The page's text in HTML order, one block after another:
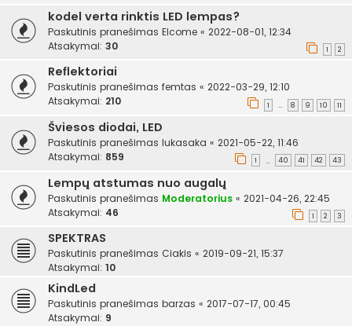
kodel verta rinktis LED lempas?
Paskutinis pranešimas Elcome « 2022-08-01, 12:34
Atsakymai: 30 1 2
Reflektoriai
Paskutinis pranešimas femtas « 2022-03-29, 12:10
Atsakymai: 210 1 … 8 9 10 11
Šviesos diodai, LED
Paskutinis pranešimas lukasaka « 2021-05-22, 11:46
Atsakymai: 859 1 … 40 41 42 43
Lempų atstumas nuo augalų
Paskutinis pranešimas Moderatorius « 2021-04-26, 22:45
Atsakymai: 46 1 2 3
SPEKTRAS
Paskutinis pranešimas Ciakis « 2019-09-21, 15:37
Atsakymai: 10
KindLed
Paskutinis pranešimas barzas « 2017-07-17, 00:45
Atsakymai: 9